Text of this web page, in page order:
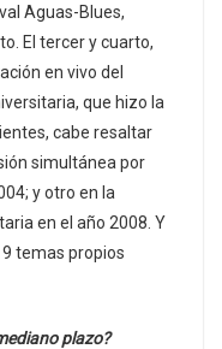
Aguas-Blues,
El tercer y cuarto,
en vivo del
que hizo la
cabe resaltar
simultánea por
y otro en la
en el año 2008. Y
temas propios
plazo?